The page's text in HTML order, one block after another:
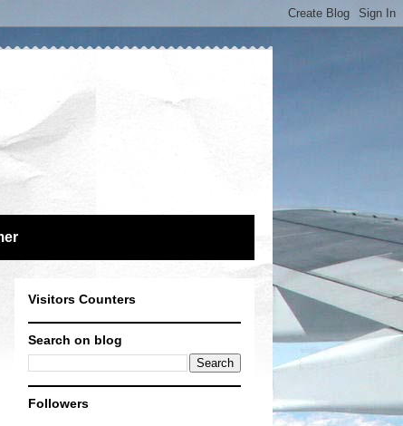
Visitors Counters
Search on blog
Followers